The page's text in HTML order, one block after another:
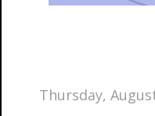
Thursday,